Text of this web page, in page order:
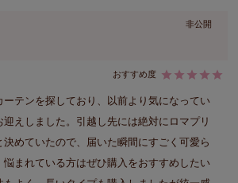
非公開
ーテンを探しており、以前より気になってい
えしました。引越し先には絶対にロマプリ
めていたので、届いた瞬間にすごく可愛ら
悩まれている方はぜひ購入をおすすめしたい